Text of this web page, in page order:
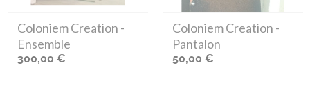
Coloniem Creation -
Ensemble
300,00 €
Coloniem Creation -
Pantalon
50,00 €